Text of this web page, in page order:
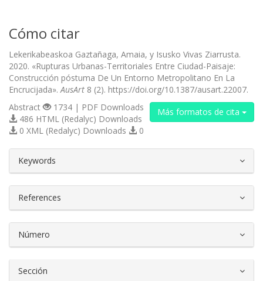
Cómo citar
Lekerikabeaskoa Gaztañaga, Amaia, y Isusko Vivas Ziarrusta.
2020. «Rupturas Urbanas-Territoriales Entre Ciudad-Paisaje:
Construcción póstuma De Un Entorno Metropolitano En La
Encrucijada». AusArt 8 (2). https://doi.org/10.1387/ausart.22007.
Más formatos de cita
Abstract
1734 | PDF Downloads
486 HTML (Redalyc) Downloads
0 XML (Redalyc) Downloads
0
Keywords
References
Número
Sección